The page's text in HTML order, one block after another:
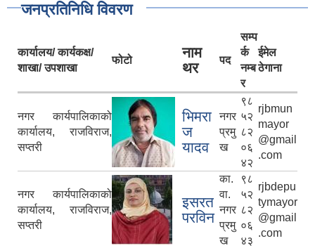
जनप्रतिनिधि विवरण
कार्यालय/ कार्यकक्ष/
शाखा/ उपशाखा
फोटो
नाम
थर
पद
सम्प
र्क
नम्ब
र
ईमेल
ठेगाना
नगर कार्यपालिकाको
कार्यालय, राजविराज,
सप्तरी
भिमरा
ज
यादव
नगर
प्रमु
ख
९८
५२
८२
०६
४२
rjbmun
mayor
@gmail
.com
नगर कार्यपालिकाको
कार्यालय, राजविराज,
सप्तरी
इसरत
परविन
का.
वा.
नगर
प्रमु
ख
९८
५२
८२
०६
४३
rjbdepu
tymayor
@gmail
.com